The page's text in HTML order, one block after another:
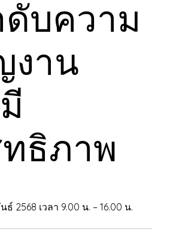
บความ
งาน
ธิภาพ
2568 เวลา 9.00 น. – 16.00 น.